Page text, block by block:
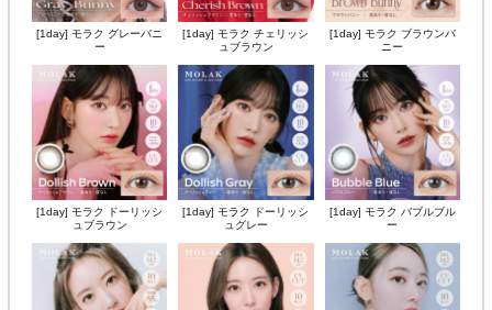
[1day] モラク グレーバニ
ー
[1day] モラク チェリッシ
ュブラウン
[1day] モラク ブラウンバ
ニー
[1day] モラク ドーリッシ
ュブラウン
[1day] モラク ドーリッシ
ュグレー
[1day] モラク バブルブル
ー